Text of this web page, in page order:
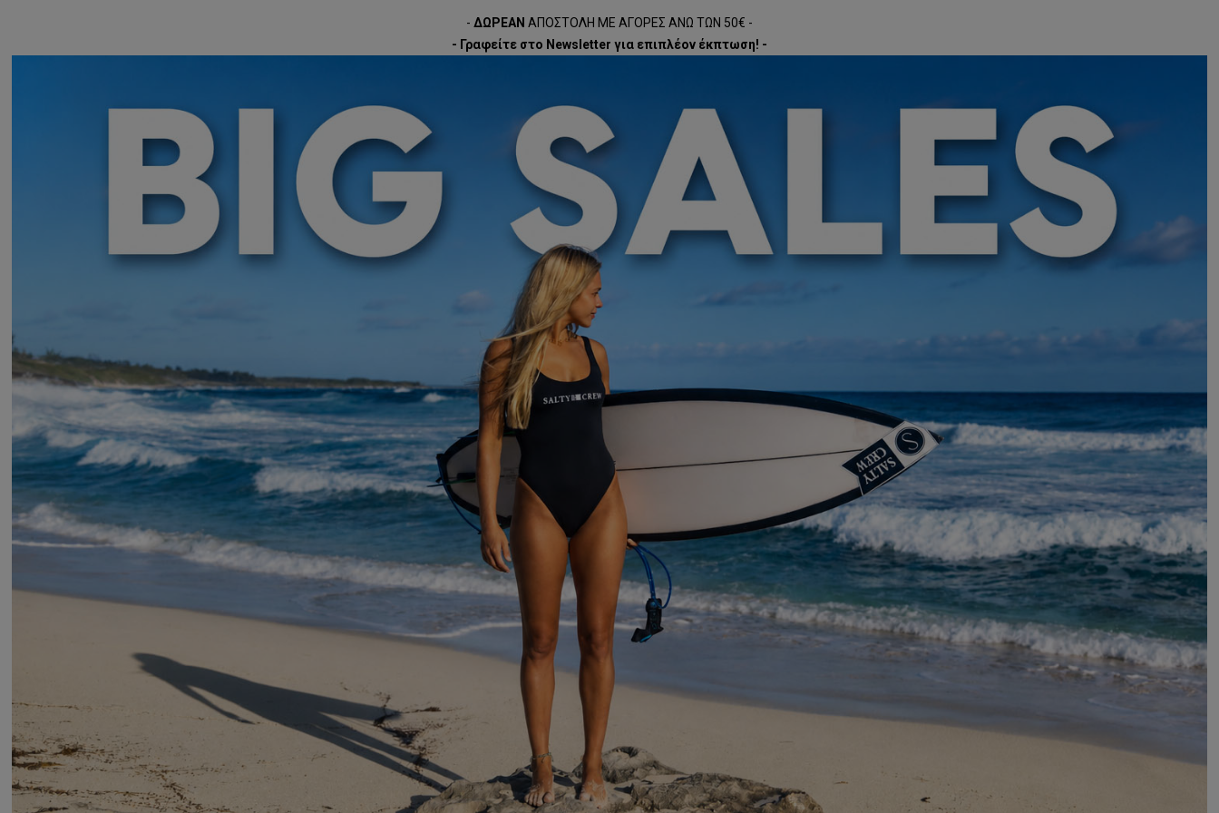
- ΔΩΡΕΑΝ ΑΠΟΣΤΟΛΗ ΜΕ ΑΓΟΡΕΣ ΑΝΩ ΤΩΝ 50€ -
- Γραφείτε στο Newsletter για επιπλέον έκπτωση! -